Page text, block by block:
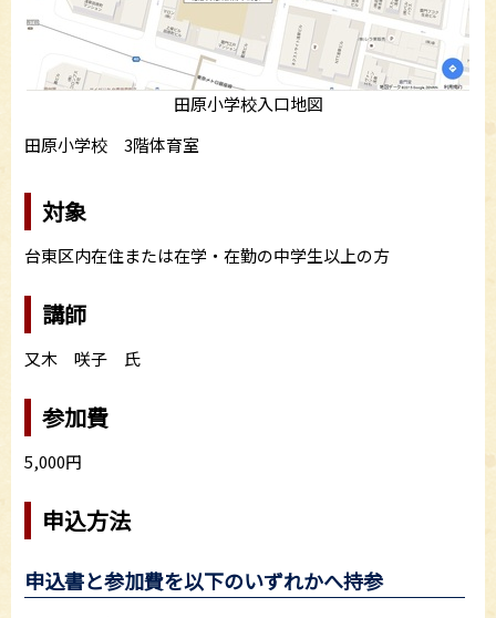
田原小学校入口地図
田原小学校 3階体育室
対象
台東区内在住または在学・在勤の中学生以上の方
講師
又木 咲子 氏
参加費
5,000円
申込方法
申込書と参加費を以下のいずれかへ持参